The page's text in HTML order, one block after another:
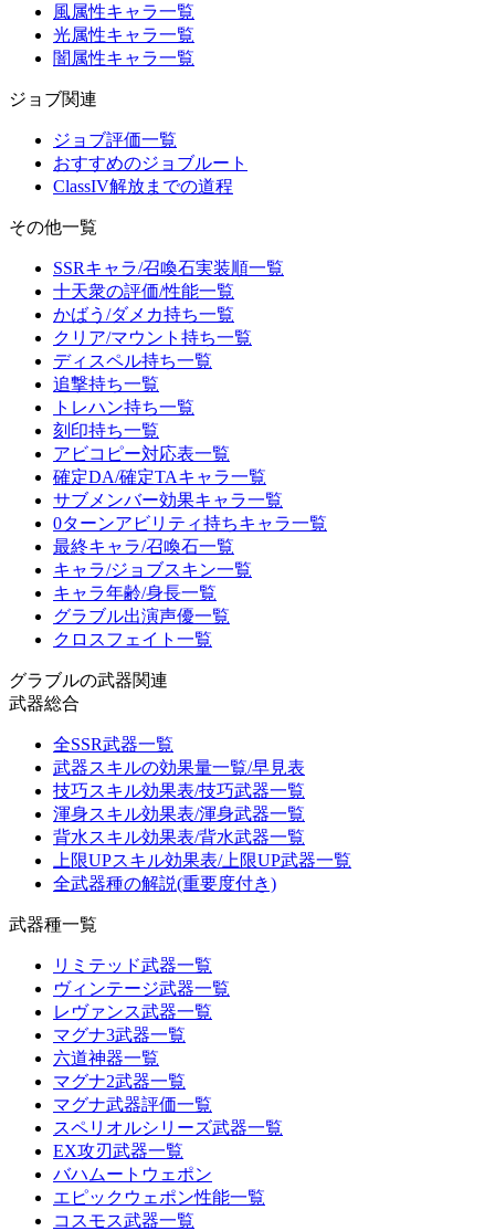
風属性キャラ一覧
光属性キャラ一覧
闇属性キャラ一覧
ジョブ関連
ジョブ評価一覧
おすすめのジョブルート
ClassIV解放までの道程
その他一覧
SSRキャラ/召喚石実装順一覧
十天衆の評価/性能一覧
かばう/ダメカ持ち一覧
クリア/マウント持ち一覧
ディスペル持ち一覧
追撃持ち一覧
トレハン持ち一覧
刻印持ち一覧
アビコピー対応表一覧
確定DA/確定TAキャラ一覧
サブメンバー効果キャラ一覧
0ターンアビリティ持ちキャラ一覧
最終キャラ/召喚石一覧
キャラ/ジョブスキン一覧
キャラ年齢/身長一覧
グラブル出演声優一覧
クロスフェイト一覧
グラブルの武器関連
武器総合
全SSR武器一覧
武器スキルの効果量一覧/早見表
技巧スキル効果表/技巧武器一覧
渾身スキル効果表/渾身武器一覧
背水スキル効果表/背水武器一覧
上限UPスキル効果表/上限UP武器一覧
全武器種の解説(重要度付き)
武器種一覧
リミテッド武器一覧
ヴィンテージ武器一覧
レヴァンス武器一覧
マグナ3武器一覧
六道神器一覧
マグナ2武器一覧
マグナ武器評価一覧
スペリオルシリーズ武器一覧
EX攻刃武器一覧
バハムートウェポン
エピックウェポン性能一覧
コスモス武器一覧